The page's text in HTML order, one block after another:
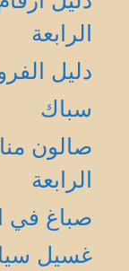
الرابعة
دليل
سباك
صالون
الرابعة
صباغ في
غسيل